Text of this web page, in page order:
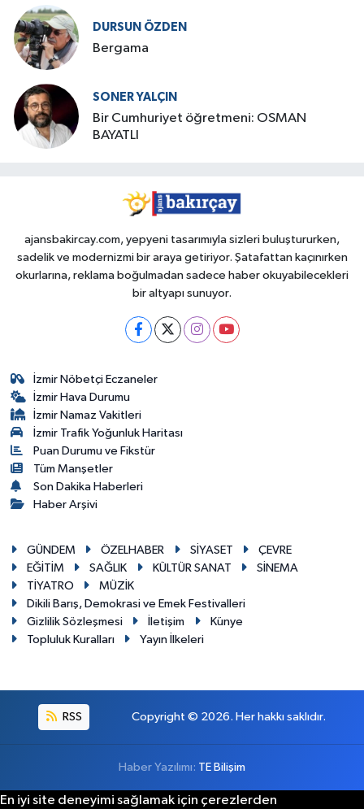
DURSUN ÖZDEN
Bergama
SONER YALÇIN
Bir Cumhuriyet öğretmeni: OSMAN
BAYATLI
ajansbakircay.com, yepyeni tasarımıyla sizleri buluştururken,
sadelik ve modernizmi bir araya getiriyor. Şatafattan kaçınırken
okurlarına, reklama boğulmadan sadece haber okuyabilecekleri
bir altyapı sunuyor.
İzmir Nöbetçi Eczaneler
İzmir Hava Durumu
İzmir Namaz Vakitleri
İzmir Trafik Yoğunluk Haritası
Puan Durumu ve Fikstür
Tüm Manşetler
Son Dakika Haberleri
Haber Arşivi
GÜNDEM ÖZELHABER SİYASET
ÇEVRE
EĞİTİM
SAĞLIK KÜLTÜR SANAT
SİNEMA
TİYATRO
MÜZİK
Dikili Barış, Demokrasi ve Emek Festivalleri
Gizlilik Sözleşmesi
İletişim
Künye
Topluluk Kuralları
Yayın İlkeleri
RSS Copyright © 2026. Her hakkı saklıdır.
Haber Yazılımı: TE Bilişim
En iyi site deneyimi sağlamak için çerezlerden